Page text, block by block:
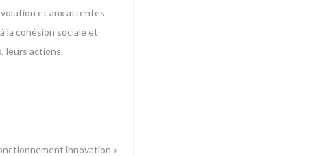
et aux attentes
la cohésion sociale et
leurs actions.
innovation »